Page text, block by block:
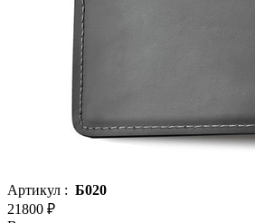
Артикул : Б020
21800 ₽